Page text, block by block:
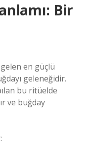
Bir
en güçlü
geleneğidir.
bu ritüelde
ve buğday